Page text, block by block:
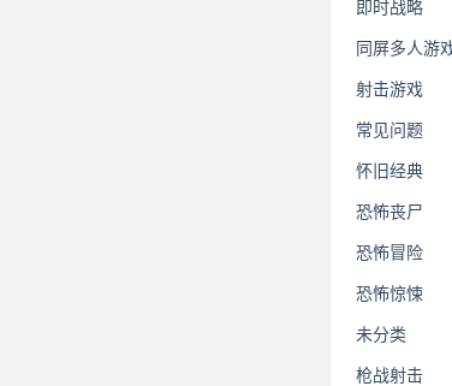
即时战略
同屏多人游
射击游戏
常见问题
怀旧经典
恐怖丧尸
恐怖冒险
恐怖惊悚
未分类
枪战射击